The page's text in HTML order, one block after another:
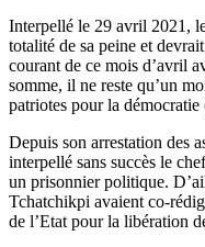
Interpellé le 29 avril 2021,
totalité de sa peine et
courant de ce mois d’avril
somme, il ne reste qu’un
patriotes pour la
Depuis son arrestation des
interpellé sans succès le
un prisonnier politique.
Tchatchikpi avaient co-
de l’Etat pour la libération